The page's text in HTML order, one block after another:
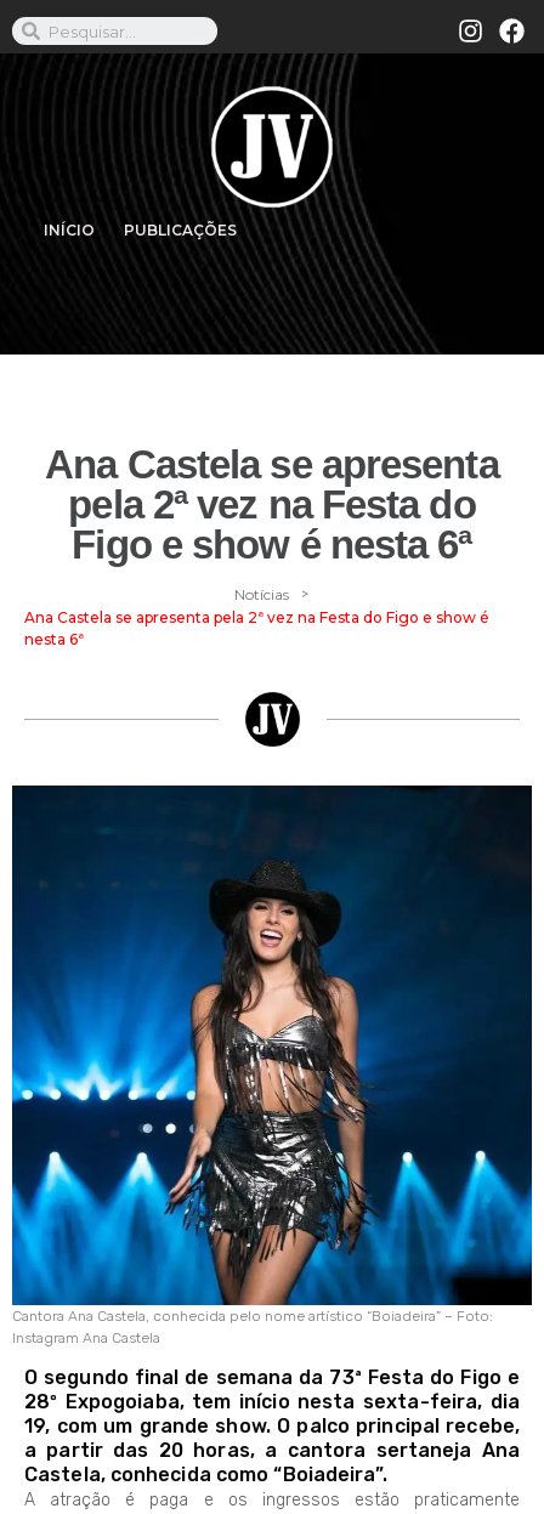
INÍCIO PUBLICAÇÕES
Ana Castela se apresenta
pela 2ª vez na Festa do
Figo e show é nesta 6ª
Notícias >
Ana Castela se apresenta pela 2ª vez na Festa do Figo e show é
nesta 6ª
Cantora Ana Castela, conhecida pelo nome artístico “Boiadeira” – Foto:
Instagram Ana Castela
O segundo final de semana da 73ª Festa do Figo e
28º Expogoiaba, tem início nesta sexta-feira, dia
19, com um grande show. O palco principal recebe,
a partir das 20 horas, a cantora sertaneja Ana
Castela, conhecida como “Boiadeira”.
A atração é paga e os ingressos estão praticamente